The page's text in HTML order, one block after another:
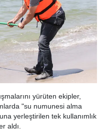
yürüten ekipler,
"su numunesi alma
yerleştirilen tek kullanımlık
aldı.